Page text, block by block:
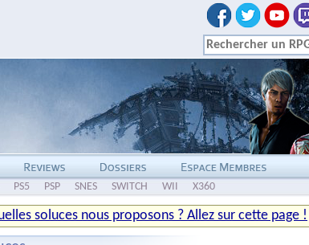
PS5 PSP SNES SWITCH WII X360
soluces nous proposons ? Allez sur cette page !